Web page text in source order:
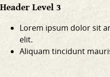
Header Level 3
Lorem ipsum dolor sit
elit.
Aliquam tincidunt